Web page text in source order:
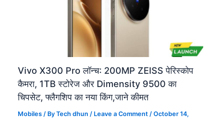
Vivo X300 Pro लॉन्च: 200MP ZEISS पेरिस्कोप
कैमरा, 1TB स्टोरेज और Dimensity 9500 का
चिपसेट, फ्लैगशिप का नया किंग,जाने कीमत
Mobiles / ByTech dhun/ Leave a Comment /October 14,